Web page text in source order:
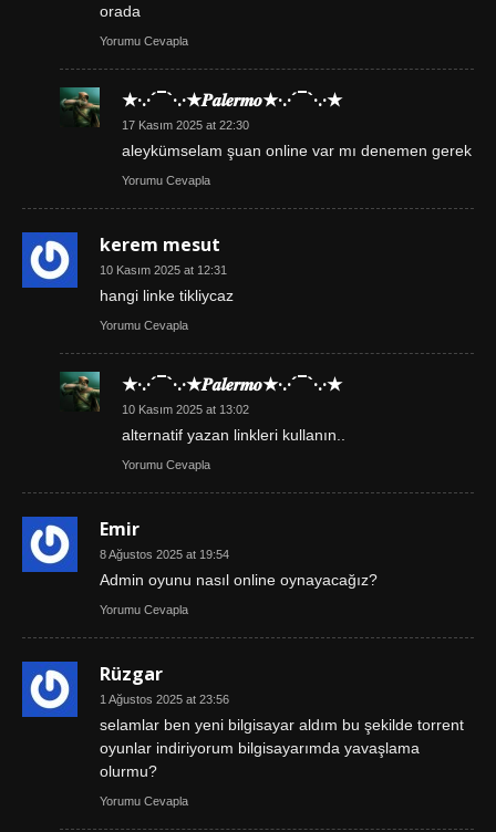
orada
Yorumu Cevapla
★·.·´¯`·.·★𝑷𝒂𝒍𝒆𝒓𝒎𝒐★·.·´¯`·.·★
17 Kasım 2025 at 22:30
aleykümselam şuan online var mı denemen gerek
Yorumu Cevapla
kerem mesut
10 Kasım 2025 at 12:31
hangi linke tikliycaz
Yorumu Cevapla
★·.·´¯`·.·★𝑷𝒂𝒍𝒆𝒓𝒎𝒐★·.·´¯`·.·★
10 Kasım 2025 at 13:02
alternatif yazan linkleri kullanın..
Yorumu Cevapla
Emir
8 Ağustos 2025 at 19:54
Admin oyunu nasıl online oynayacağız?
Yorumu Cevapla
Rüzgar
1 Ağustos 2025 at 23:56
selamlar ben yeni bilgisayar aldım bu şekilde torrent
oyunlar indiriyorum bilgisayarımda yavaşlama
olurmu?
Yorumu Cevapla